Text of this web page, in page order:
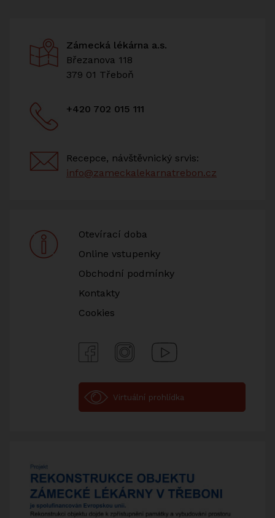
Zámecká lékárna a.s.
Březanova 118
379 01 Třeboň
+420 702 015 111
Recepce, návštěvnický srvis:
info@zameckalekarnatrebon.cz
Otevírací doba
Online vstupenky
Obchodní podmínky
Kontakty
Cookies
Virtuální prohlídka